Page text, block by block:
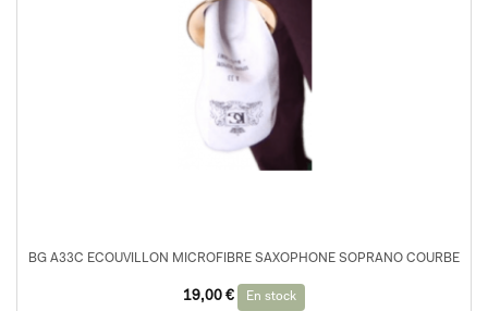
BG A33C ECOUVILLON MICROFIBRE SAXOPHONE SOPRANO COURBE
19,00 € En stock